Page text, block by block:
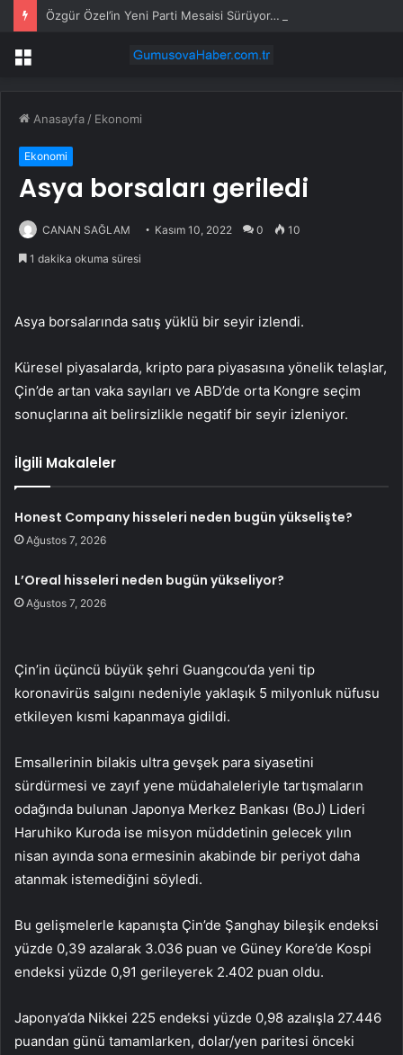
Menü
Anasayfa / Ekonomi
Ekonomi
Asya borsaları geriledi
CANAN SAĞLAM Kasım 10, 2022 0 10
1 dakika okuma süresi
Asya borsalarında satış yüklü bir seyir izlendi.
Küresel piyasalarda, kripto para piyasasına yönelik telaşlar,
Çin’de artan vaka sayıları ve ABD’de orta Kongre seçim
sonuçlarına ait belirsizlikle negatif bir seyir izleniyor.
İlgili Makaleler
Honest Company hisseleri neden bugün yükselişte?
Ağustos 7, 2026
L’Oreal hisseleri neden bugün yükseliyor?
Ağustos 7, 2026
Çin’in üçüncü büyük şehri Guangcou’da yeni tip
koronavirüs salgını nedeniyle yaklaşık 5 milyonluk nüfusu
etkileyen kısmi kapanmaya gidildi.
Emsallerinin bilakis ultra gevşek para siyasetini
sürdürmesi ve zayıf yene müdahaleleriyle tartışmaların
odağında bulunan Japonya Merkez Bankası (BoJ) Lideri
Haruhiko Kuroda ise misyon müddetinin gelecek yılın
nisan ayında sona ermesinin akabinde bir periyot daha
atanmak istemediğini söyledi.
Bu gelişmelerle kapanışta Çin’de Şanghay bileşik endeksi
yüzde 0,39 azalarak 3.036 puan ve Güney Kore’de Kospi
endeksi yüzde 0,91 gerileyerek 2.402 puan oldu.
Japonya’da Nikkei 225 endeksi yüzde 0,98 azalışla 27.446
puandan günü tamamlarken, dolar/yen paritesi önceki